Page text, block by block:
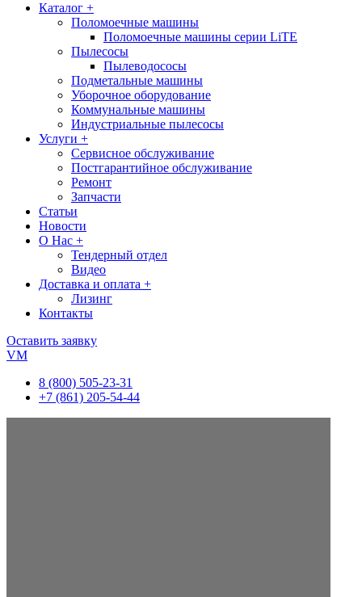
Каталог +
Поломоечные машины
Поломоечные машины серии LiTE
Пылесосы
Пылеводососы
Подметальные машины
Уборочное оборудование
Коммунальные машины
Индустриальные пылесосы
Услуги +
Сервисное обслуживание
Постгарантийное обслуживание
Ремонт
Запчасти
Статьи
Новости
О Нас +
Тендерный отдел
Видео
Доставка и оплата +
Лизинг
Контакты
Оставить заявку
VM
8 (800) 505-23-31
+7 (861) 205-54-44